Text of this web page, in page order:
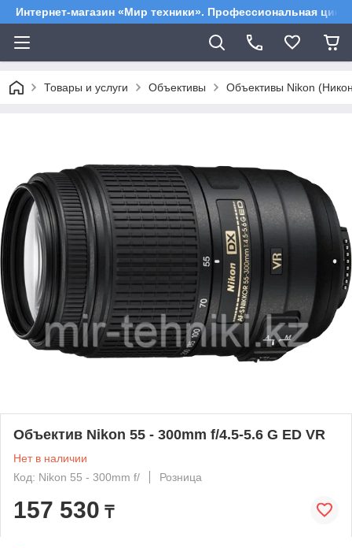
Интернет-магазин «Мир техники». Профессиональная
Товары и услуги Объективы Объективы Nikon
Объектив Nikon 55 - 300mm f/4.5-5.6 G ED VR
Нет в наличии
Код: Nikon 55 - 300mm f/
Розница
157 530 ₸